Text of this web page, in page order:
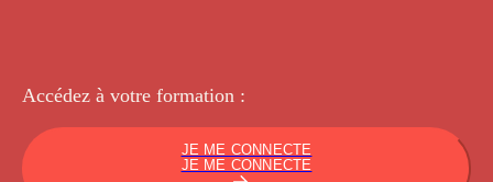
Accédez à votre formation :
JE ME CONNECTE
JE ME CONNECTE